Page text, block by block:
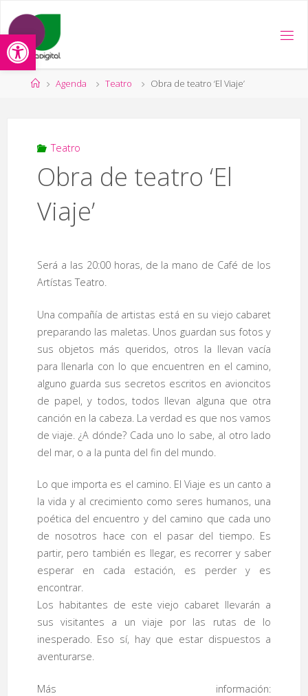
Abrir barra de herramientas
contenido
PáginaAgenda Teatro Obra de teatro ‘El Viaje’
Teatro
Obra de teatro ‘El
Viaje’
Será a las 20:00 horas, de la mano de Café de los
Artístas Teatro.
Una compañía de artistas está en su viejo cabaret
preparando las maletas. Unos guardan sus fotos y
sus objetos más queridos, otros la llevan vacía
para llenarla con lo que encuentren en el camino,
alguno guarda sus secretos escritos en avioncitos
de papel, y todos, todos llevan alguna que otra
canción en la cabeza. La verdad es que nos vamos
de viaje. ¿A dónde? Cada uno lo sabe, al otro lado
del mar, o a la punta del fin del mundo.
Lo que importa es el camino. El Viaje es un canto a
la vida y al crecimiento como seres humanos, una
poética del encuentro y del camino que cada uno
de nosotros hace con el pasar del tiempo. Es
partir, pero también es llegar, es recorrer y saber
esperar en cada estación, es perder y es
encontrar.
Los habitantes de este viejo cabaret llevarán a
sus visitantes a un viaje por las rutas de lo
inesperado. Eso sí, hay que estar dispuestos a
aventurarse.
Más información: